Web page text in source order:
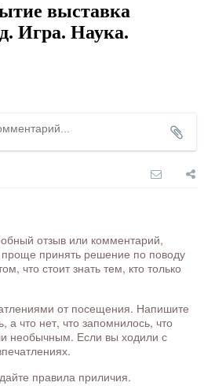
выставка
Игра. Наука.
отзыв или комментарий,
принять решение по поводу
что стоит знать тем, кто только
от посещения. Напишите
а что нет, что запомнилось, что
необычным. Если вы ходили с
правила приличия.